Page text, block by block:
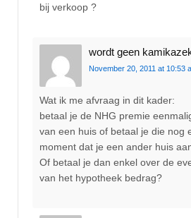
bij verkoop ?
wordt geen
November 20, 2011 at 10:53
Wat ik me afvraag in dit kader:
betaal je de NHG premie
van een huis of betaal je die nog
moment dat je een ander huis
Of betaal je dan enkel over de
van het hypotheek bedrag?